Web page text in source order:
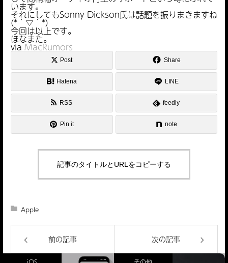
います。
それにしてもSonny Dickson氏は話題を振りまきますね
(*´▽｀*)
今回は以上です。
ほなまた。
viaMacRumors
Post Share
Hatena LINE
RSS feedly
Pin it note
記事のタイトルとURLをコピーする
Apple
前の記事 次の記事